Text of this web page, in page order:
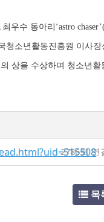
수 동아리‘astro
청소년활동진흥원 이사장
상을 수상하며 청소년활
2786회 연
목